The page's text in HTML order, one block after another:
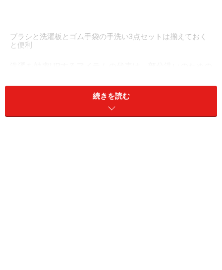
ブラシと洗濯板とゴム手袋の手洗い3点セットは揃えておく
と便利
ットです。襟や袖口、ソックスの裏、泥んこなどひどい
汚れは、洗濯板を使ってもみ洗いやブラシ洗いといった
続きを読む